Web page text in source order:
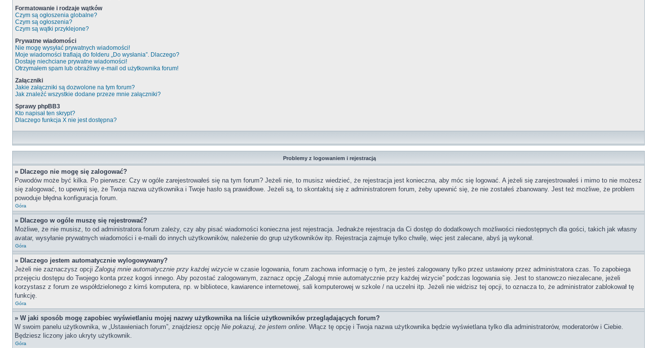
Formatowanie i rodzaje wątków
Czym są ogłoszenia globalne?
Czym są ogłoszenia?
Czym są wątki przyklejone?
Prywatne wiadomości
Nie mogę wysyłać prywatnych wiadomości!
Moje wiadomości trafiają do folderu „Do wysłania”. Dlaczego?
Dostaję niechciane prywatne wiadomości!
Otrzymałem spam lub obraźliwy e-mail od użytkownika forum!
Załączniki
Jakie załączniki są dozwolone na tym forum?
Jak znaleźć wszystkie dodane przeze mnie załączniki?
Sprawy phpBB3
Kto napisał ten skrypt?
Dlaczego funkcja X nie jest dostępna?
Problemy z logowaniem i rejestracją
» Dlaczego nie mogę się zalogować?
Powodów może być kilka. Po pierwsze: Czy w ogóle zarejestrowałeś się na tym forum? Jeżeli nie, to musisz wiedzieć, że rejestracja jest konieczna, aby móc się logować. A jeżeli się zarejestrowałeś i mimo to nie możesz
się zalogować, to upewnij się, że Twoja nazwa użytkownika i Twoje hasło są prawidłowe. Jeżeli są, to skontaktuj się z administratorem forum, żeby upewnić się, że nie zostałeś zbanowany. Jest też możliwe, że problem
powoduje błędna konfiguracja forum.
Góra
» Dlaczego w ogóle muszę się rejestrować?
Możliwe, że nie musisz, to od administratora forum zależy, czy aby pisać wiadomości konieczna jest rejestracja. Jednakże rejestracja da Ci dostęp do dodatkowych możliwości niedostępnych dla gości, takich jak własny
avatar, wysyłanie prywatnych wiadomości i e-maili do innych użytkowników, należenie do grup użytkowników itp. Rejestracja zajmuje tylko chwilę, więc jest zalecane, abyś ją wykonał.
Góra
» Dlaczego jestem automatycznie wylogowywany?
Jeżeli nie zaznaczysz opcjiZaloguj mnie automatycznie przy każdej wizycie w czasie logowania, forum zachowa informację o tym, że jesteś zalogowany tylko przez ustawiony przez administratora czas. To zapobiega
przejęciu dostępu do Twojego konta przez kogoś innego. Aby pozostać zalogowanym, zaznacz opcję „Zaloguj mnie automatycznie przy każdej wizycie” podczas logowania się. Jest to stanowczo niezalecane, jeżeli
korzystasz z forum ze współdzielonego z kimś komputera, np. w bibliotece, kawiarence internetowej, sali komputerowej w szkole / na uczelni itp. Jeżeli nie widzisz tej opcji, to oznacza to, że administrator zablokował tę
funkcję.
Góra
» W jaki sposób mogę zapobiec wyświetlaniu mojej nazwy użytkownika na liście użytkowników przeglądających forum?
W swoim panelu użytkownika, w „Ustawieniach forum”, znajdziesz opcję Nie pokazuj, że jestem online. Włącz tę opcję i Twoja nazwa użytkownika będzie wyświetlana tylko dla administratorów, moderatorów i Ciebie.
Będziesz liczony jako ukryty użytkownik.
Góra